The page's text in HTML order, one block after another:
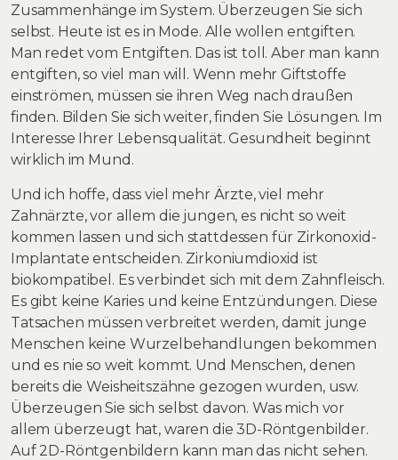
Zusammenhänge im System. Überzeugen Sie sich
selbst. Heute ist es in Mode. Alle wollen entgiften.
Man redet vom Entgiften. Das ist toll. Aber man kann
entgiften, so viel man will. Wenn mehr Giftstoffe
einströmen, müssen sie ihren Weg nach draußen
finden. Bilden Sie sich weiter, finden Sie Lösungen. Im
Interesse Ihrer Lebensqualität. Gesundheit beginnt
wirklich im Mund.
Und ich hoffe, dass viel mehr Ärzte, viel mehr
Zahnärzte, vor allem die jungen, es nicht so weit
kommen lassen und sich stattdessen für Zirkonoxid-
Implantate entscheiden. Zirkoniumdioxid ist
biokompatibel. Es verbindet sich mit dem Zahnfleisch.
Es gibt keine Karies und keine Entzündungen. Diese
Tatsachen müssen verbreitet werden, damit junge
Menschen keine Wurzelbehandlungen bekommen
und es nie so weit kommt. Und Menschen, denen
bereits die Weisheitszähne gezogen wurden, usw.
Überzeugen Sie sich selbst davon. Was mich vor
allem überzeugt hat, waren die 3D-Röntgenbilder.
Auf 2D-Röntgenbildern kann man das nicht sehen.